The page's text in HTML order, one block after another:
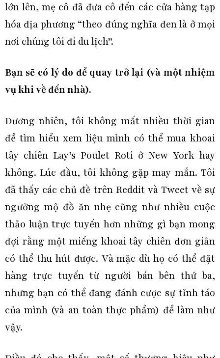
lớn lên, mẹ cô đã đưa cô đến các cửa hàng tạp
hóa địa phương “theo đúng nghĩa đen là ở mọi
nơi chúng tôi đi du lịch”.
Bạn sẽ có lý do để quay trở lại (và một nhiệm
vụ khi về đến nhà).
Đương nhiên, tôi không mất nhiều thời gian
để tìm hiểu xem liệu mình có thể mua khoai
tây chiên Lay’s Poulet Roti ở New York hay
không. Lúc đầu, tôi không gặp may mắn. Tôi
đã thấy các chủ đề trên Reddit và Tweet về sự
ngưỡng mộ đồ ăn nhẹ cũng như nhiều cuộc
thảo luận trực tuyến hơn những gì bạn mong
đợi rằng một miếng khoai tây chiên đơn giản
có thể thu hút được. Và mặc dù họ có thể đặt
hàng trực tuyến từ người bán bên thứ ba,
nhưng bạn có thể đang đánh cược sự tỉnh táo
của mình (và an toàn thực phẩm) để làm như
vậy.